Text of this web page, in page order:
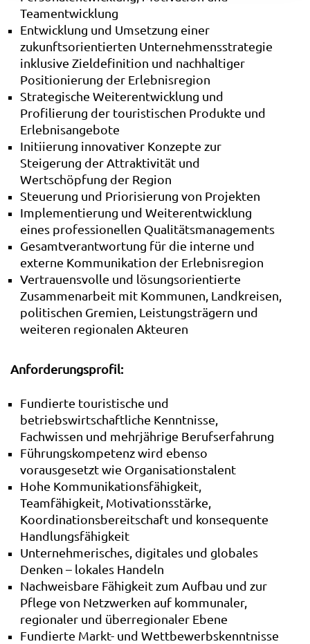
Teamentwicklung
Entwicklung und Umsetzung einer
zukunftsorientierten Unternehmensstrategie
inklusive Zieldefinition und nachhaltiger
Positionierung der Erlebnisregion
Strategische Weiterentwicklung und
Profilierung der touristischen Produkte und
Erlebnisangebote
Initiierung innovativer Konzepte zur
Steigerung der Attraktivität und
Wertschöpfung der Region
Steuerung und Priorisierung von Projekten
Implementierung und Weiterentwicklung
eines professionellen Qualitätsmanagements
Gesamtverantwortung für die interne und
externe Kommunikation der Erlebnisregion
Vertrauensvolle und lösungsorientierte
Zusammenarbeit mit Kommunen, Landkreisen,
politischen Gremien, Leistungsträgern und
weiteren regionalen Akteuren
Anforderungsprofil:
Fundierte touristische und
betriebswirtschaftliche Kenntnisse,
Fachwissen und mehrjährige Berufserfahrung
Führungskompetenz wird ebenso
vorausgesetzt wie Organisationstalent
Hohe Kommunikationsfähigkeit,
Teamfähigkeit, Motivationsstärke,
Koordinationsbereitschaft und konsequente
Handlungsfähigkeit
Unternehmerisches, digitales und globales
Denken – lokales Handeln
Nachweisbare Fähigkeit zum Aufbau und zur
Pflege von Netzwerken auf kommunaler,
regionaler und überregionaler Ebene
Fundierte Markt- und Wettbewerbskenntnisse